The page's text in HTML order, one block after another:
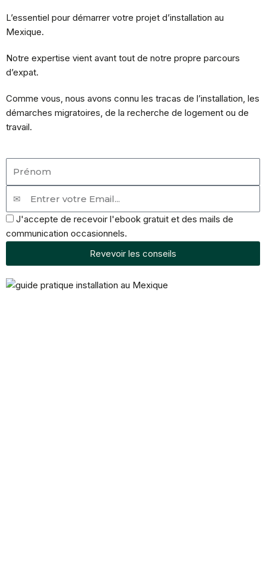
L’essentiel pour démarrer votre projet d’installation au
Mexique.
Notre expertise vient avant tout de notre propre parcours
d’expat.
Comme vous, nous avons connu les tracas de l’installation, les
démarches migratoires, de la recherche de logement ou de
travail.
Accept
J'accepte de recevoir l'ebook gratuit et des mails de
communication occasionnels.
Revevoir les conseils